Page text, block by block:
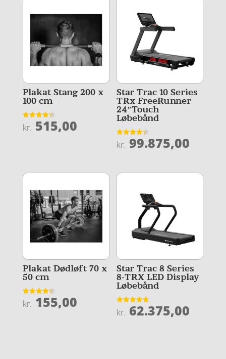
Plakat Stang 200 x
100 cm
Vurderet
4.3
kr. 515,00
Star Trac 10 Series
TRx FreeRunner
24″Touch
Løbebånd
Vurderet
4.3
kr. 99.875,00
Plakat Dødløft 70 x
50 cm
Vurderet
4.3
kr. 155,00
Star Trac 8 Series
8-TRX LED Display
Løbebånd
Vurderet
4.8
kr. 62.375,00